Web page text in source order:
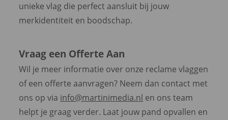
unieke vlag die perfect aansluit bij jouw
merkidentiteit en boodschap.
Vraag een Offerte Aan
Wil je meer informatie over onze reclame vlaggen
of een offerte aanvragen? Neem dan contact met
ons op via info@martinimedia.nl en ons team
helpt je graag verder. Laat jouw pand opvallen en